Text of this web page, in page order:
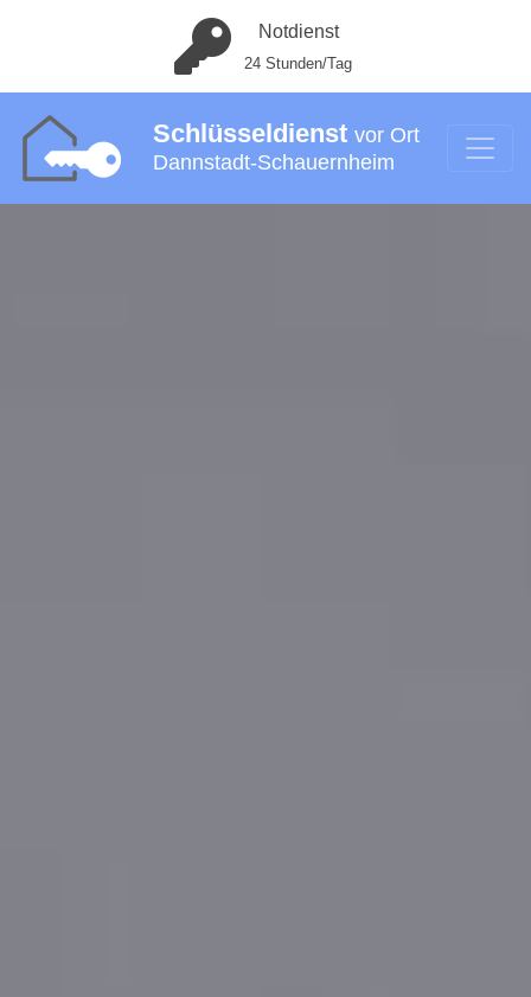
Notdienst
24 Stunden/Tag
Schlüsseldienst vor Ort
Dannstadt-Schauernheim